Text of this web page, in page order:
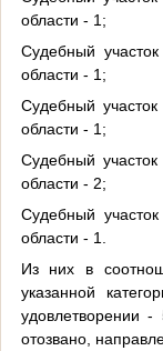
области - 1;
Судебный
области - 1;
Судебный
области - 1;
Судебный
области - 2;
Судебный
области - 1.
Из них в
указанной
удовлетворении
отозвано,